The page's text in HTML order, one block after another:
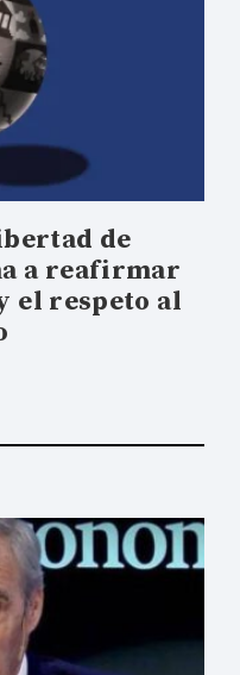
de
a reafirmar
el respeto al